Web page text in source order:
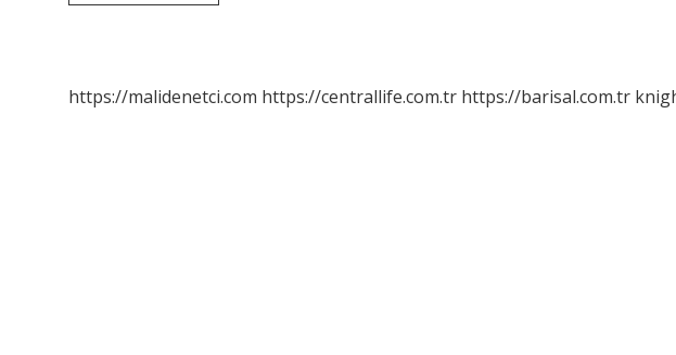
Kritisizmi
https://malidenetci.com https://centrallife.com.tr https://barisal.com.tr